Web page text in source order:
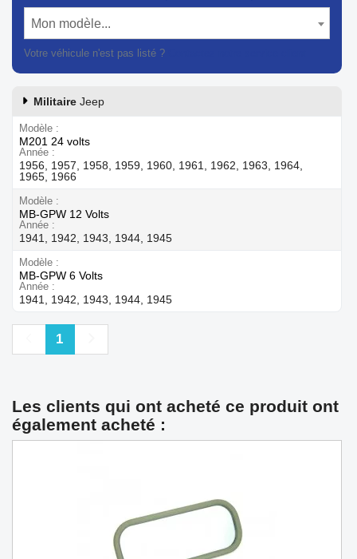
Mon modèle...
Votre véhicule n'est pas listé ?
Militaire Jeep
Modèle
M201 24 volts
Année
1956, 1957, 1958, 1959, 1960, 1961, 1962, 1963, 1964,
1965, 1966
Modèle
MB-GPW 12 Volts
Année
1941, 1942, 1943, 1944, 1945
Modèle
MB-GPW 6 Volts
Année
1941, 1942, 1943, 1944, 1945
Précédent
1
Les clients qui ont acheté ce produit ont
également acheté :